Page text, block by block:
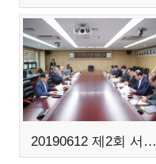
20190612 제2회 서동이장학회 이사회